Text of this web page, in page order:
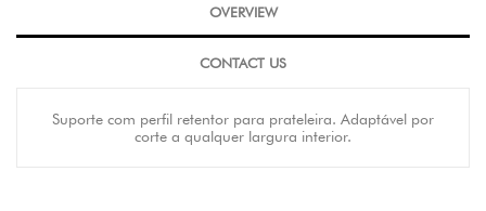
OVERVIEW
CONTACT US
Suporte com perfil retentor para prateleira. Adaptável por
corte a qualquer largura interior.